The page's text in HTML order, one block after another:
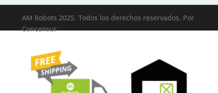
AM Robots 2025. Todos los derechos reservados. Por
Concensur